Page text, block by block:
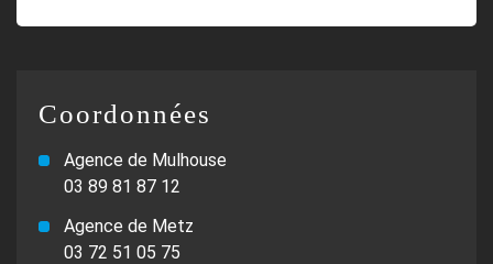
Coordonnées
Agence de Mulhouse
03 89 81 87 12
Agence de Metz
03 72 51 05 75